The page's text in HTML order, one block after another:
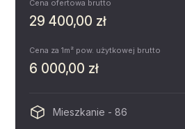
Cena ofertowa brutto
29 400,00 zł
Cena za 1m² pow. użytkowej brutto
6 000,00 zł
Mieszkanie - 86